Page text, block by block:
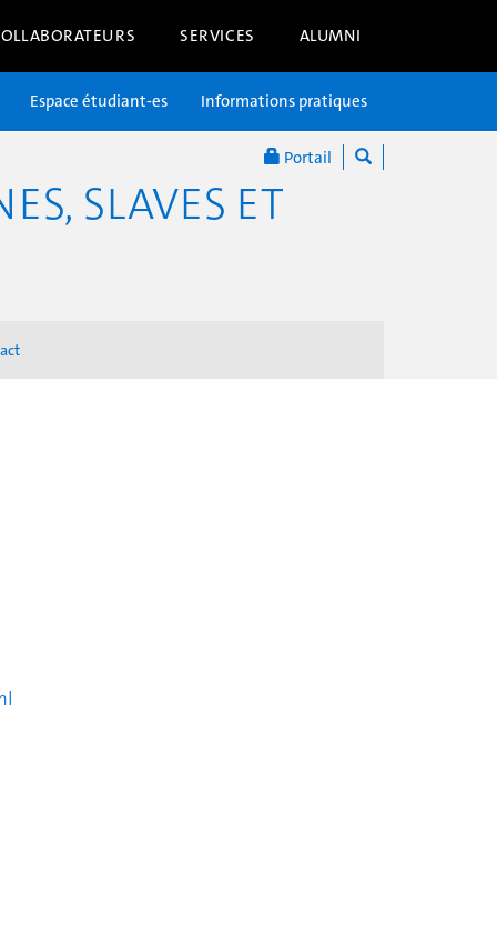
SERVICES ALUMNI
Portail
Espace étudiant-es Informations pratiques
SLAVES ET